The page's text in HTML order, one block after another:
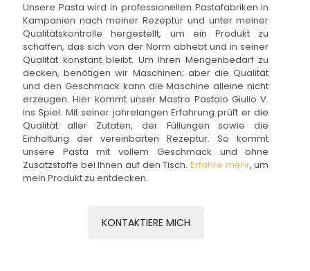
Unsere Pasta wird in professionellen Pastafabriken in
Kampanien nach meiner Rezeptur und unter meiner
Qualitätskontrolle hergestellt, um ein Produkt zu
schaffen, das sich von der Norm abhebt und in seiner
Qualität konstant bleibt. Um Ihren Mengenbedarf zu
decken, benötigen wir Maschinen; aber die Qualität
und den Geschmack kann die Maschine alleine nicht
erzeugen. Hier kommt unser Mastro Pastaio Giulio V.
ins Spiel. Mit seiner jahrelangen Erfahrung prüft er die
Qualität aller Zutaten, der Füllungen sowie die
Einhaltung der vereinbarten Rezeptur. So kommt
unsere Pasta mit vollem Geschmack und ohne
Zusatzstoffe bei Ihnen auf den Tisch. Erfahre mehr, um
mein Produkt zu entdecken.
KONTAKTIERE MICH